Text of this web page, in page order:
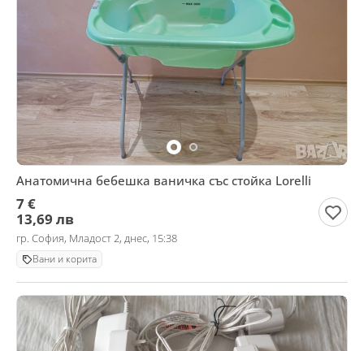
Анатомична бебешка ваничка със стойка Lorelli
7 €
13,69 лв
гр. София, Младост 2, днес, 15:38
Вани и корита